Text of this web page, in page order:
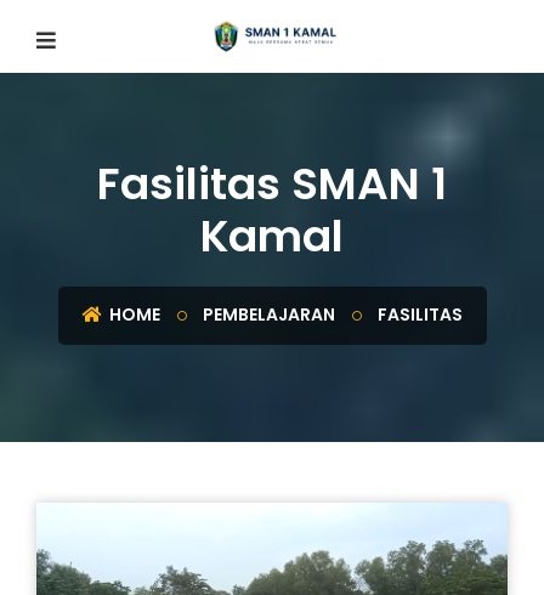
Fasilitas SMAN 1
Kamal
HOME PEMBELAJARAN FASILITAS